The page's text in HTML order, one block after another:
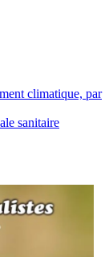
climatique, par
sanitaire